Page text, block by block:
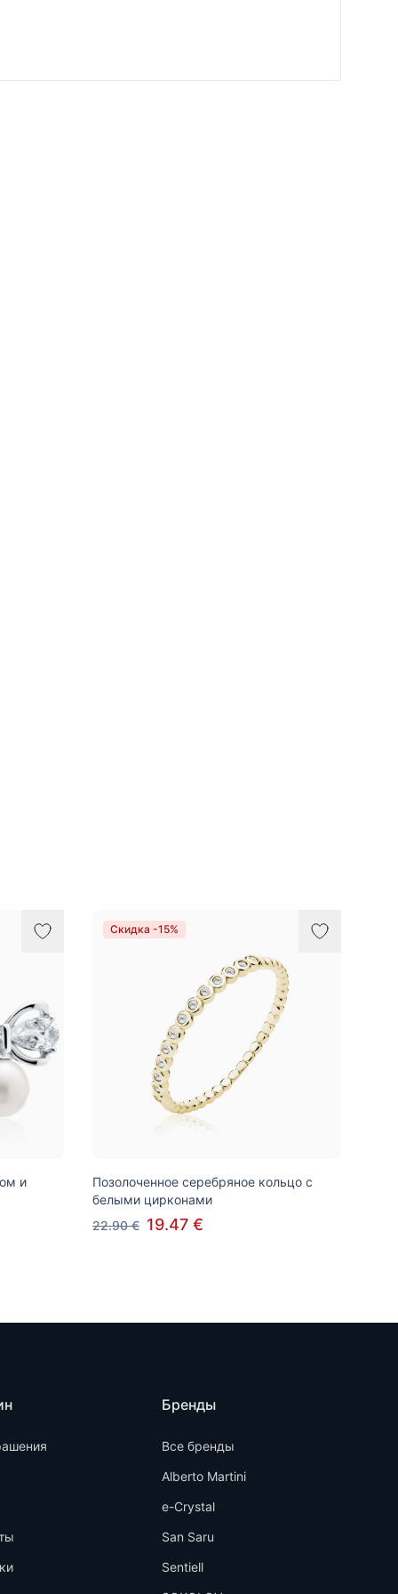
и
Скидка -15%
Позолоченное серебряное кольцо с
белыми цирконами
22.90 € 19.47 €
Бренды
Все бренды
Alberto Martini
e-Crystal
San Saru
Sentiell